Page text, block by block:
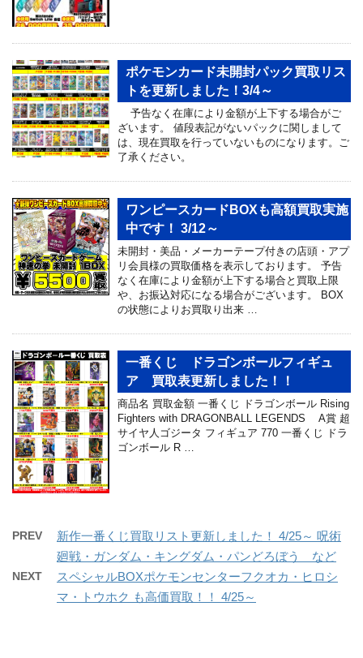
ポケモンカード未開封パック買取リス
トを更新しました！3/4～
予告なく在庫により金額が上下する場合がご
ざいます。 値段表記がないパックに関しまして
は、現在買取を行っていないものになります。ご
了承ください。
ワンピースカードBOXも高額買取実施
中です！ 3/12～
未開封・美品・メーカーテープ付きの店頭・アプ
リ会員様の買取価格を表示しております。 予告
なく在庫により金額が上下する場合と買取上限
や、お振込対応になる場合がございます。 BOX
の状態によりお買取り出来 …
一番くじ ドラゴンボールフィギュ
ア 買取表更新しました！！
商品名 買取金額 一番くじ ドラゴンボール Rising
Fighters with DRAGONBALL LEGENDS A賞 超
サイヤ人ゴジータ フィギュア 770 一番くじ ドラ
ゴンボール R …
PREV
新作一番くじ買取リスト更新しました！ 4/25～ 呪術
廻戦・ガンダム・キングダム・パンどろぼう など
NEXT
スペシャルBOXポケモンセンターフクオカ・ヒロシ
マ・トウホク も高価買取！！ 4/25～